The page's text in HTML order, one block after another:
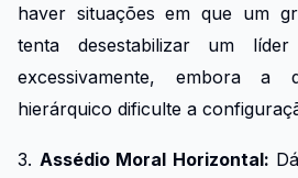
haver situações em que um
tenta desestabilizar um
excessivamente, embora a
hierárquico dificulte a
3. Assédio Moral Horizontal: